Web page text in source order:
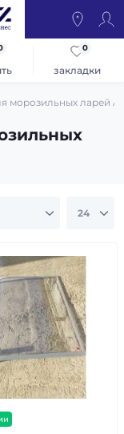
закладки
0
морозильных ларей